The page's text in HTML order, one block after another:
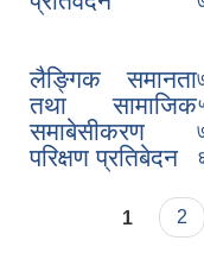
लैङ्गिक समानता
तथा सामाजिक
समाबेसीकरण
परिक्षण प्रतिबेदन
Pages
1 2